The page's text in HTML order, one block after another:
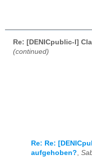
Re: [DENICpublic-l]
(continued)
Re: Re:
aufgehoben?,